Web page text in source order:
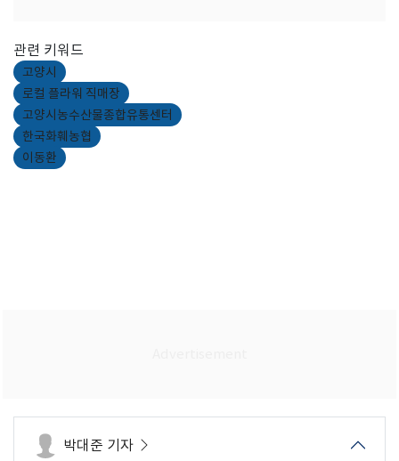
관련 키워드
고양시
로컬 플라워 직매장
고양시농수산물종합유통센터
한국화훼농협
이동환
박대준 기자